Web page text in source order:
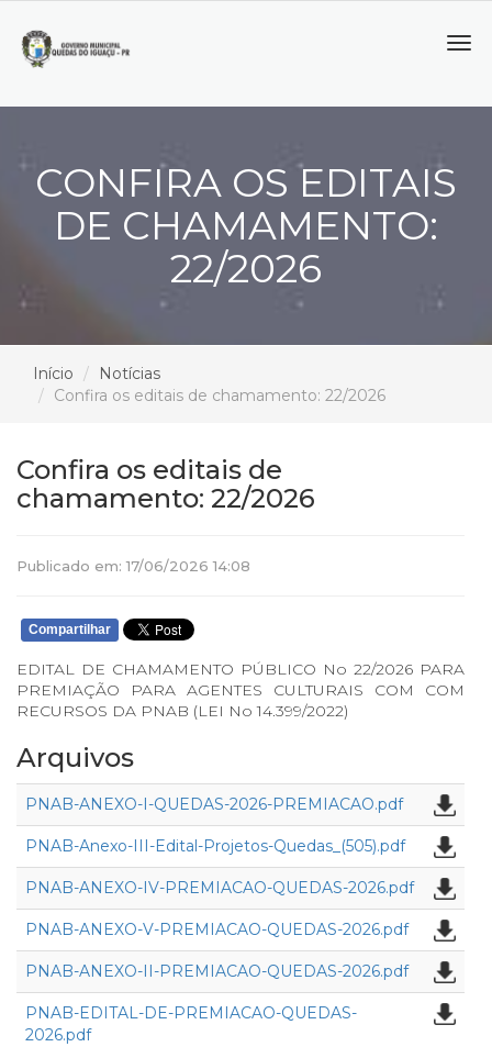
CONFIRA OS EDITAIS
DE CHAMAMENTO:
22/2026
Início
Notícias
Confira os editais de chamamento: 22/2026
Confira os editais de
chamamento: 22/2026
Publicado em: 17/06/2026 14:08
Compartilhar
EDITAL DE CHAMAMENTO PÚBLICO No 22/2026 PARA
PREMIAÇÃO PARA AGENTES CULTURAIS COM COM
RECURSOS DA PNAB (LEI No 14.399/2022)
Arquivos
PNAB-ANEXO-I-QUEDAS-2026-PREMIACAO.pdf
PNAB-Anexo-III-Edital-Projetos-Quedas_(505).pdf
PNAB-ANEXO-IV-PREMIACAO-QUEDAS-2026.pdf
PNAB-ANEXO-V-PREMIACAO-QUEDAS-2026.pdf
PNAB-ANEXO-II-PREMIACAO-QUEDAS-2026.pdf
PNAB-EDITAL-DE-PREMIACAO-QUEDAS-
2026.pdf